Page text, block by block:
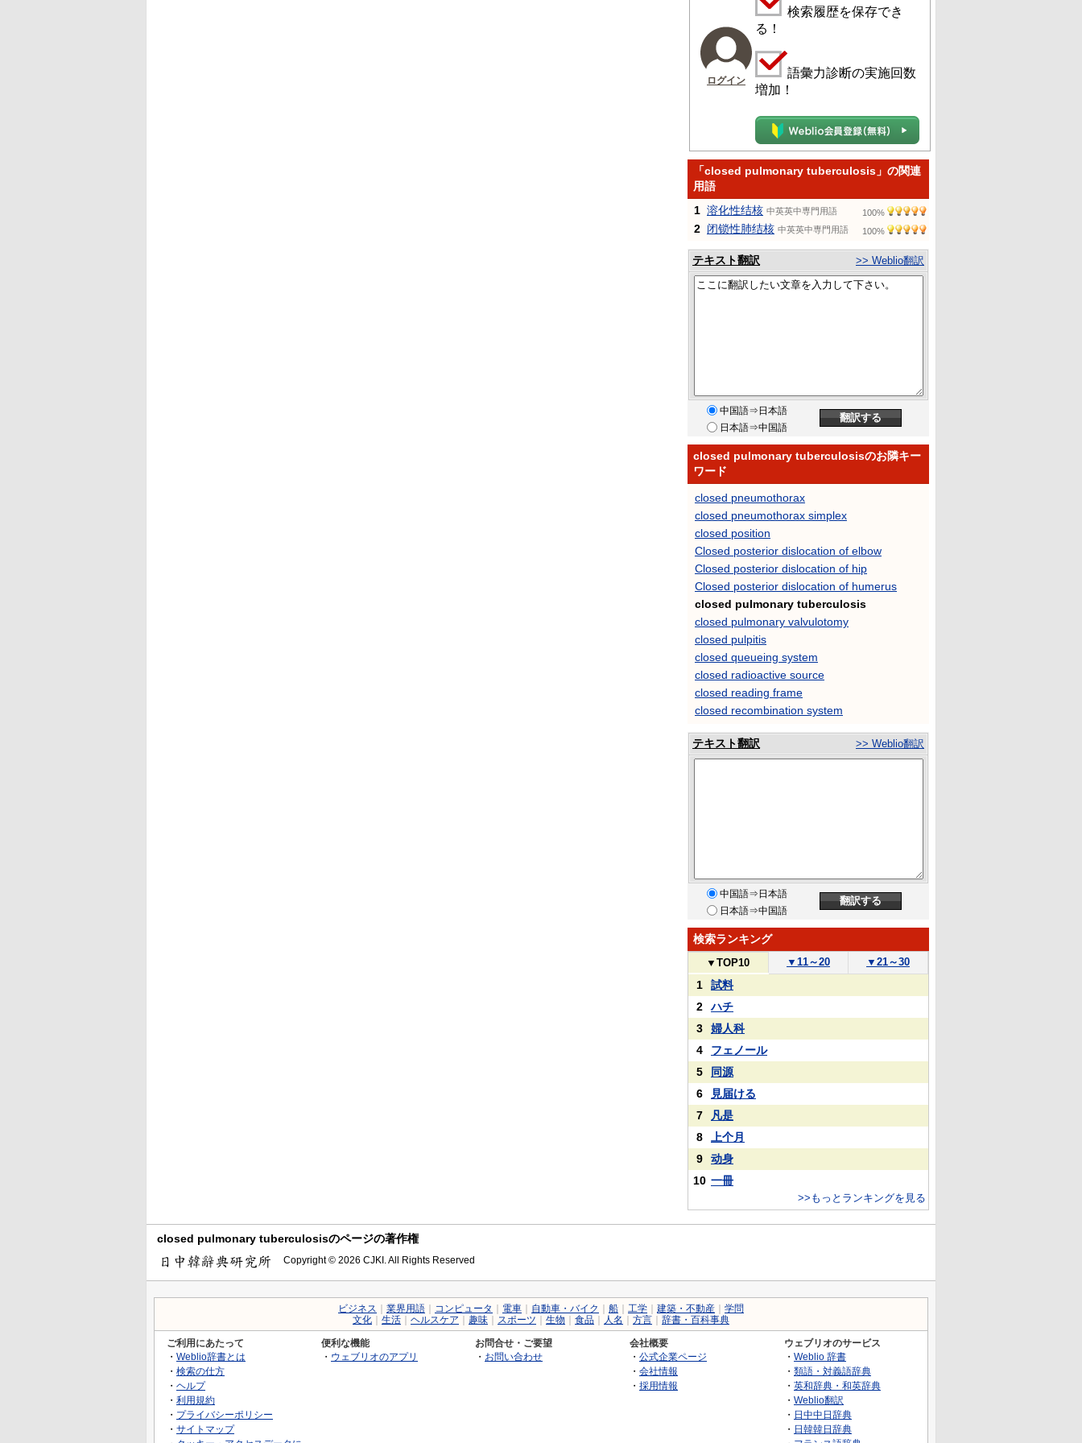
ログイン
検索履歴を保存でき
る！
語彙力診断の実施回数
増加！
「closed pulmonary tuberculosis」の関連
用語
1 溶化性结核 中英英中専門用語 100%
2 闭锁性肺结核 中英英中専門用語 100%
テキスト翻訳 >> Weblio翻訳
中国語⇒日本語
日本語⇒中国語
closed pulmonary tuberculosisのお隣キー
ワード
closed pneumothorax
closed pneumothorax simplex
closed position
Closed posterior dislocation of elbow
Closed posterior dislocation of hip
Closed posterior dislocation of humerus
closed pulmonary tuberculosis
closed pulmonary valvulotomy
closed pulpitis
closed queueing system
closed radioactive source
closed reading frame
closed recombination system
テキスト翻訳 >> Weblio翻訳
中国語⇒日本語
日本語⇒中国語
検索ランキング
▼ TOP10 ▼ 11～20 ▼ 21～30
1
試料
2
ハチ
3
婦人科
4
フェノール
5
同源
6
見届ける
7
凡是
8
上个月
9
动身
10 一冊
>>もっとランキングを見る
closed pulmonary tuberculosisのページの著作権
Copyright © 2026 CJKI. All Rights Reserved
ビジネス 業界用語 コンピュータ 電車 自動車・バイク 船 工学 建築・不動産
学問
文化
生活 ヘルスケア 趣味 スポーツ 生物 食品 人名 方言 辞書・百科事典
ご利用にあたって
・ Weblio辞書とは
・ 検索の仕方
・ ヘルプ
・ 利用規約
・ プライバシーポリシー
・ サイトマップ
便利な機能
・ ウェブリオのアプリ
お問合せ・ご要望
・ お問い合わせ
会社概要
・ 公式企業ページ
・ 会社情報
・ 採用情報
ウェブリオのサービス
・ Weblio 辞書
・ 類語・対義語辞典
・ 英和辞典・和英辞典
・ Weblio翻訳
・ 日中中日辞典
・ 日韓韓日辞典